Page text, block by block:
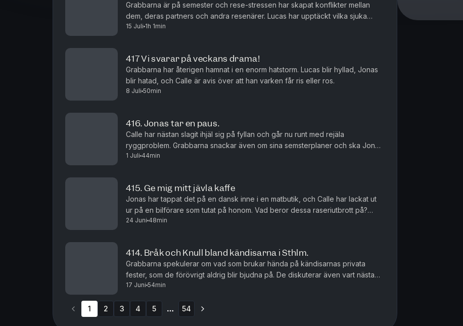
Grabbarna är på semester och rese-stressen har skapat konflikter mellan
dem, deras partners och andra resenärer. Lucas har upptäckt vilka sjuka
texter andra länders nationalsånger innehåller, och vad ...
15 Juli 1h 1min
417 Vi svarar på veckans drama!
Grabbarna har återigen hamnat i en enorm hatstorm. Lucas blir hyllad, Jonas
blir hatad, och Calle är avis över att han varken får ris eller ros.
8 Juli 50min
416. Jonas tar en paus.
Calle har nästan slagit ihjäl sig på fyllan och går nu runt med rejäla
ryggproblem. Grabbarna snackar även om sina semsterplaner och ska Jonas
ta en paus från allt?
1 Juli 44min
415. Ge mig mitt jävla kaffe
Jonas har tappat det på en dansk inne i en matbutik, och Calle har lackat ut
ur på en bilförare som tutat på honom. Vad beror dessa raseriutbrott på?
Börjar de bli gamla och griniga?
24 Juni 48min
414. Bråk och Knull bland kändisarna i Sthlm.
Grabbarna spekulerar om vad som brukar hända på kändisarnas privata
fester, som de förövrigt aldrig blir bjudna på. De diskuterar även vart nästa
resa ska bli. Hawaii, Kina eller...Nordkorea?
17 Juni 54min
1 2 3 4 5 54